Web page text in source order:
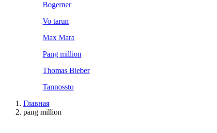
Bogerner
Vo tarun
Max Mara
Pang million
Thomas Bieber
Tannossto
Главная
pang million